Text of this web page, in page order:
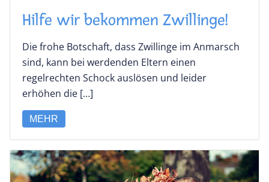
Hilfe wir bekommen Zwillinge!
Die frohe Botschaft, dass Zwillinge im Anmarsch
sind, kann bei werdenden Eltern einen
regelrechten Schock auslösen und leider
erhöhen die […]
MEHR